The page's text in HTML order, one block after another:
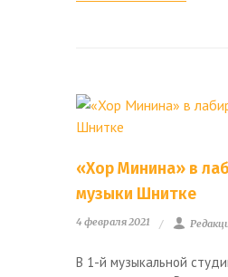
«Хор Минина» в
музыки Шнитке
4 февраля 2021
В 1-й музыкальной